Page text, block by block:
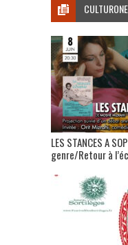
LES STANCES A
genre/Retour à